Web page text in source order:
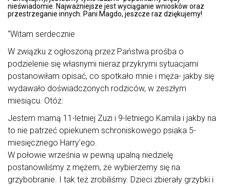
nieświadomie. Najważniejsze jest wyciąganie wniosków oraz
przestrzeganie innych. Pani Magdo, jeszcze raz dziękujemy!
“Witam serdecznie
W związku z ogłoszoną przez Państwa prośba o
podzielenie się własnymi nieraz przykrymi sytuacjami
postanowiłam opisać, co spotkało mnie i męża- jakby się
wydawało doświadczonych rodziców, w zeszłym
miesiącu. Otóż:
Jestem mamą 11-letniej Zuzi i 9-letniego Kamila i jakby na
to nie patrzeć opiekunem schroniskowego psiaka 5-
miesięcznego Harry’ego.
W połowie września w pewną upalną niedzielę
postanowiliśmy z mężem, że wybierzemy się na
grzybobranie. I tak też zrobiliśmy. Dzieci zbierały grzybki i